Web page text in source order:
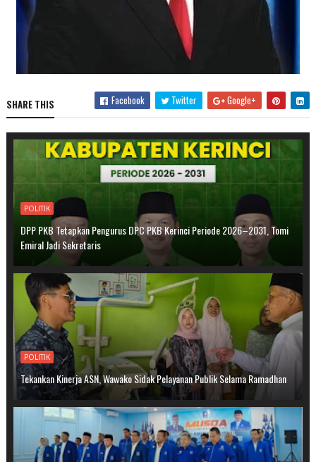
SHARE THIS Facebook Twitter Google+
POLITIK
DPP PKB Tetapkan Pengurus DPC PKB Kerinci Periode 2026–2031, Tomi
Emiral Jadi Sekretaris
POLITIK
Tekankan Kinerja ASN, Wawako Sidak Pelayanan Publik Selama Ramadhan